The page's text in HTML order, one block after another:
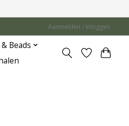
Aanmelden / Inloggen
Beads